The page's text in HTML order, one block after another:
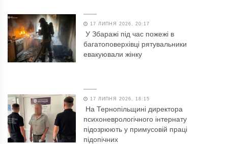
17 ЛИПНЯ 2026, 20:17
У Збаражі під час пожежі в
багатоповерхівці рятувальники
евакуювали жінку
17 ЛИПНЯ 2026, 18:15
На Тернопільщині директора
психоневрологічного інтернату
підозрюють у примусовій праці
підопічних